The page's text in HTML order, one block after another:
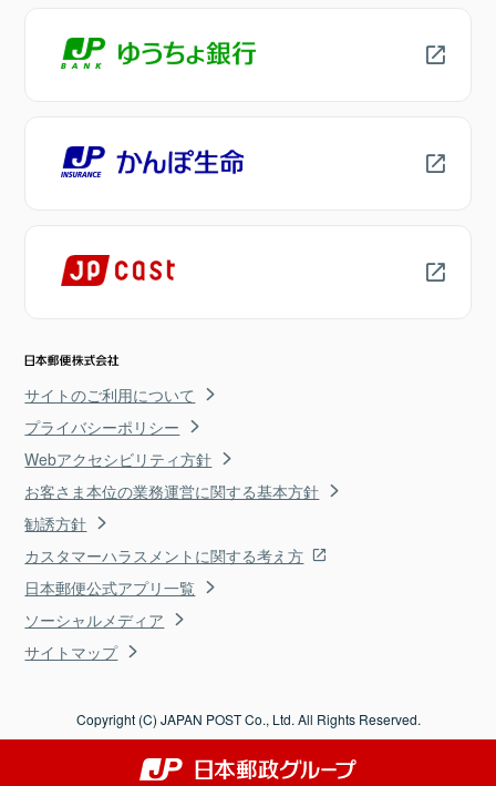
サイトのご利用について
プライバシーポリシー
Webアクセシビリティ方針
お客さま本位の業務運営に関する基本方針
勧誘方針
カスタマーハラスメントに関する考え方
日本郵便公式アプリ一覧
ソーシャルメディア
サイトマップ
Copyright (C) JAPAN POST Co., Ltd. All Rights Reserved.